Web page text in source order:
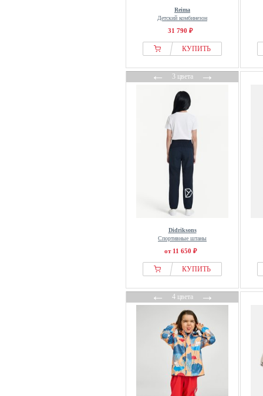
Reima
Детский комбинезон
31 790 ₽
КУПИТЬ
←3 цвета→
Didriksons
Спортивные штаны
от 11 650 ₽
КУПИТЬ
←4 цвета→